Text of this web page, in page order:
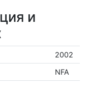
и
2002
NFA